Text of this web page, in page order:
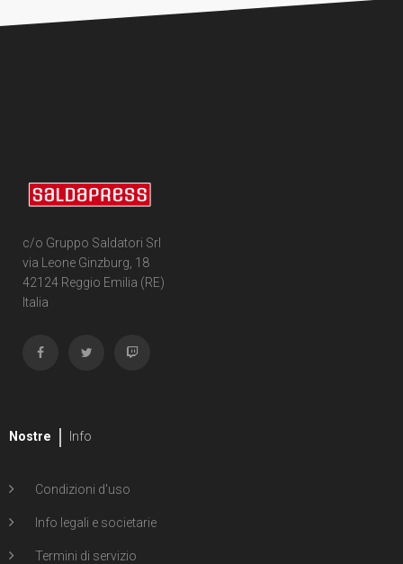
c/o Gruppo Saldatori Srl
via Leone Ginzburg, 18
42124 Reggio Emilia (RE)
Italia
Nostre Info
Condizioni d'uso
Info legali e societarie
Termini di servizio